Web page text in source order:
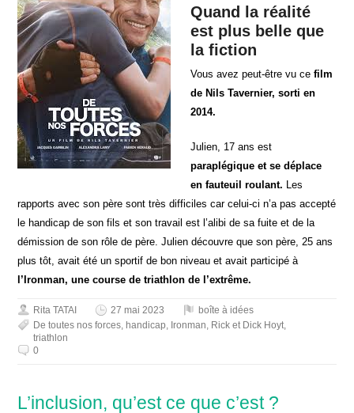
Quand la réalité
est plus belle que
la fiction
Vous avez peut-être vu ce film
de Nils Tavernier, sorti en
2014.
Julien, 17 ans est
paraplégique et se déplace
en fauteuil roulant. Les
rapports avec son père sont très difficiles car celui-ci n’a pas accepté
le handicap de son fils et son travail est l’alibi de sa fuite et de la
démission de son rôle de père. Julien découvre que son père, 25 ans
plus tôt, avait été un sportif de bon niveau et avait participé à
l’Ironman, une course de triathlon de l’extrême.
Rita TATAI 27 mai 2023
boîte à idées
De toutes nos forces, handicap, Ironman, Rick et Dick Hoyt,
triathlon
0
L’inclusion, qu’est ce que c’est ?